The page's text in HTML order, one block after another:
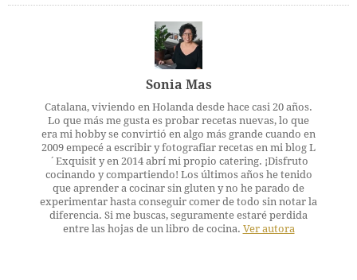
Sonia Mas
Catalana, viviendo en Holanda desde hace casi 20 años.
Lo que más me gusta es probar recetas nuevas, lo que
era mi hobby se convirtió en algo más grande cuando en
2009 empecé a escribir y fotografiar recetas en mi blog L
´Exquisit y en 2014 abrí mi propio catering. ¡Disfruto
cocinando y compartiendo! Los últimos años he tenido
que aprender a cocinar sin gluten y no he parado de
experimentar hasta conseguir comer de todo sin notar la
diferencia. Si me buscas, seguramente estaré perdida
entre las hojas de un libro de cocina. Ver autora